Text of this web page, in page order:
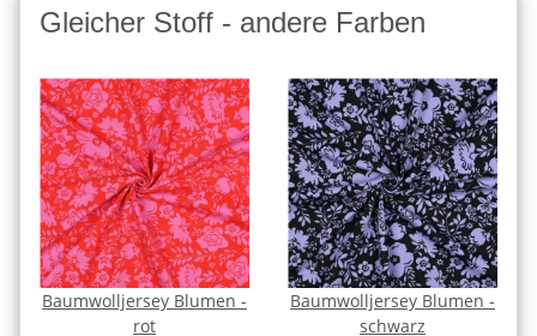
Gleicher Stoff - andere Farben
Baumwolljersey Blumen -
rot
Baumwolljersey Blumen -
schwarz